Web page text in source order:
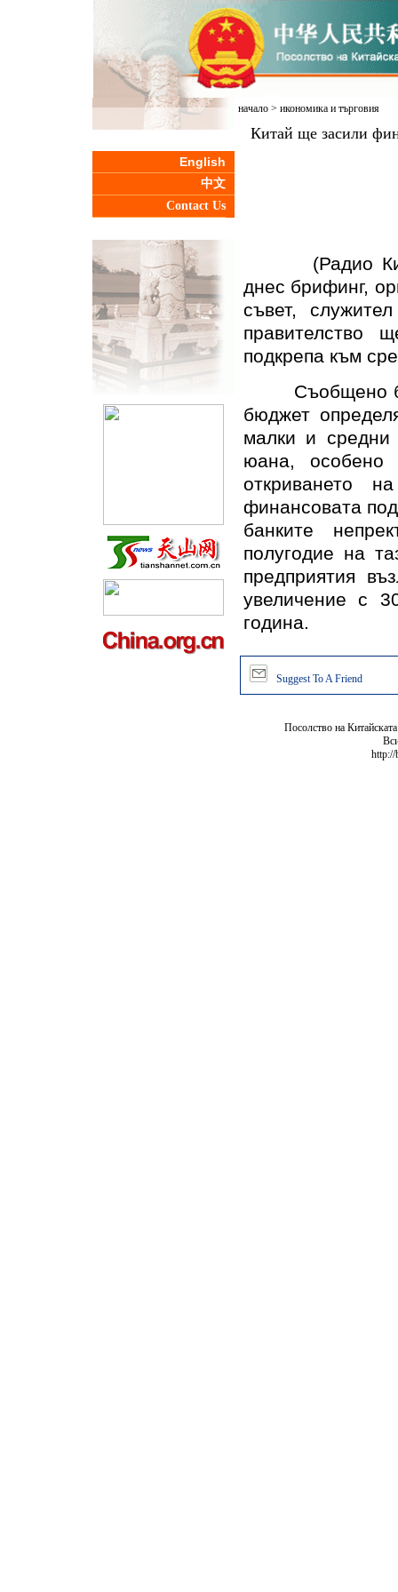
English
中文
Contact Us
начало> икономика и търговия
Китай ще засили
(Радио Китай
днес брифинг,
съвет,
правителство
подкрепа към
Съобщено бе,
бюджет
малки и средни
юана, особено
откриването
финансовата
банките
полугодие на
предприятия
увеличение с
година.
Suggest To A Friend
Посолство на
http://